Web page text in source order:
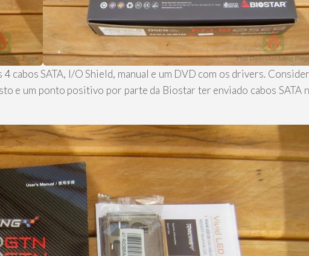
cabos SATA, I/O Shield, manual e um DVD com os drivers.
e um ponto positivo por parte da Biostar ter enviado cabos SATA